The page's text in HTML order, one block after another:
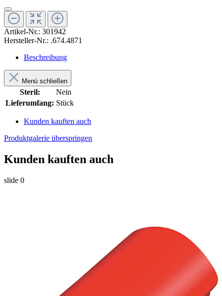
Artikel-Nr.: 301942
Hersteller-Nr.: .674.4871
Beschreibung
Menü schließen
Steril:
Nein
Lieferumfang: Stück
Kunden kauften auch
Produktgalerie überspringen
Kunden kauften auch
slide 0